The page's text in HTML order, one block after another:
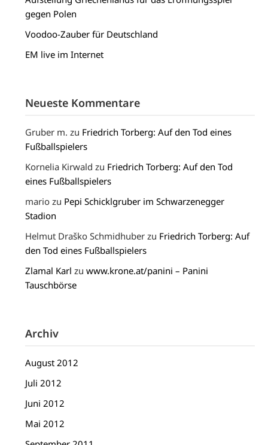
gegen Polen
Voodoo-Zauber für Deutschland
EM live im Internet
Neueste Kommentare
Gruber m. zu Friedrich Torberg: Auf den Tod eines
Fußballspielers
Kornelia Kirwald zu Friedrich Torberg: Auf den Tod
eines Fußballspielers
mario zu Pepi Schicklgruber im Schwarzenegger
Stadion
Helmut Draško Schmidhuber zu Friedrich Torberg: Auf
den Tod eines Fußballspielers
Zlamal Karl zuwww.krone.at/panini – Panini
Tauschbörse
Archiv
August 2012
Juli 2012
Juni 2012
Mai 2012